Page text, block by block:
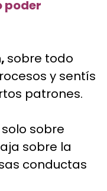
poder
sobre todo
y sentís
patrones.
sobre
sobre la
conductas